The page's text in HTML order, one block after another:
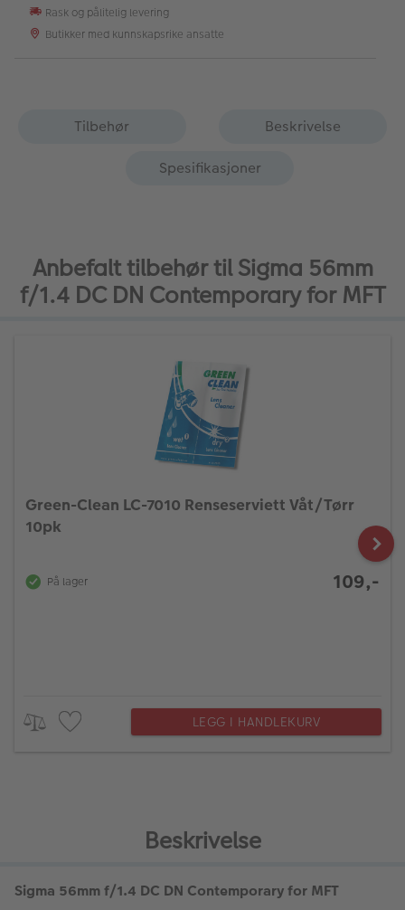
Rask og pålitelig levering
Butikker med kunnskapsrike ansatte
Tilbehør
Beskrivelse
Spesifikasjoner
Anbefalt tilbehør til Sigma 56mm
f/1.4 DC DN Contemporary for MFT
Green-Clean LC-7010 Renseserviett Våt/Tørr
10pk
På lager 109,-
LEGG I HANDLEKURV
Beskrivelse
Sigma 56mm f/1.4 DC DN Contemporary for MFT